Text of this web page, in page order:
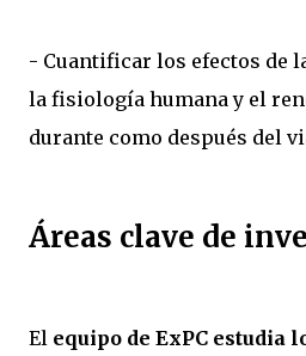
- Cuantificar los efectos de
la fisiología humana y el
durante como después del
Áreas clave de
El equipo de ExPC estudia